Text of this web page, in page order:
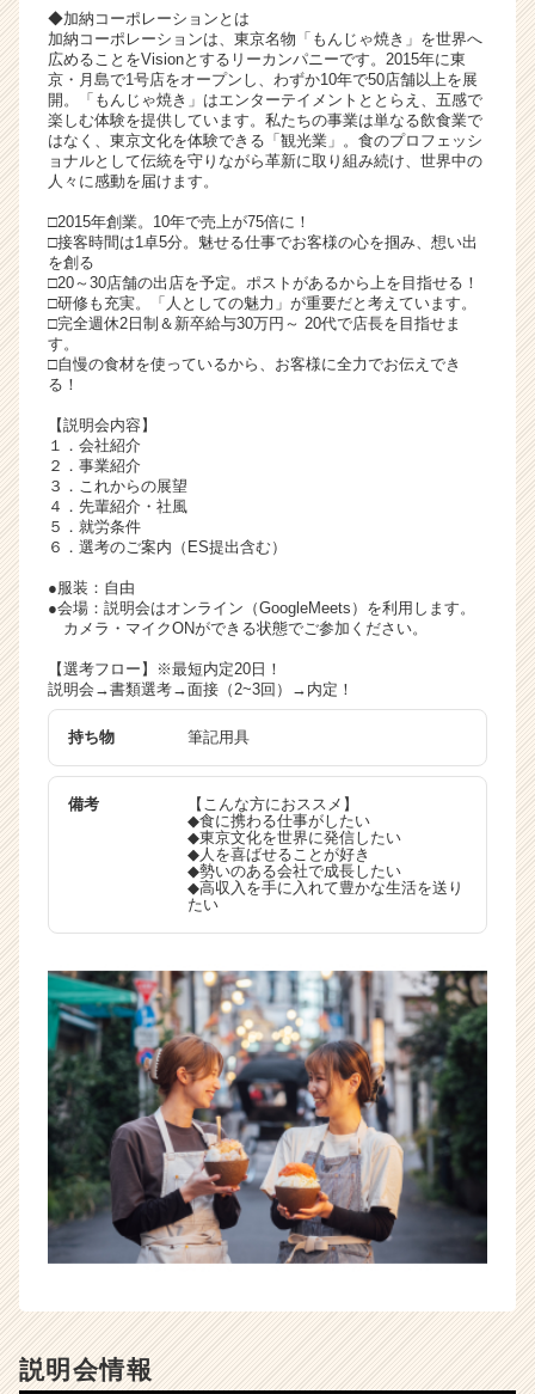
の
他】
の
説
明
会
詳
細
|
ベ
チ
ャ
成
カ
が
く
就
サ
イ
ト
チ
ア
キ
ャ
（C
e
e
r
C
a
r
e
e
r）
◆加納コーポレーションとは
加納コーポレーションは、東京名物「もんじゃ焼き」を世界へ
広めることをVisionとするリーカンパニーです。2015年に東
京・月島で1号店をオープンし、わずか10年で50店舗以上を展
開。「もんじゃ焼き」はエンターテイメントととらえ、五感で
楽しむ体験を提供しています。私たちの事業は単なる飲食業で
はなく、東京文化を体験できる「観光業」。食のプロフェッシ
ョナルとして伝統を守りながら革新に取り組み続け、世界中の
人々に感動を届けます。
□2015年創業。10年で売上が75倍に！
□接客時間は1卓5分。魅せる仕事でお客様の心を掴み、想い出
を創る
□20～30店舗の出店を予定。ポストがあるから上を目指せる！
□研修も充実。「人としての魅力」が重要だと考えています。
□完全週休2日制＆新卒給与30万円～ 20代で店長を目指せま
す。
□自慢の食材を使っているから、お客様に全力でお伝えでき
る！
【説明会内容】
１．会社紹介
２．事業紹介
３．これからの展望
４．先輩紹介・社風
５．就労条件
６．選考のご案内（ES提出含む）
●服装：自由
●会場：説明会はオンライン（GoogleMeets）を利用します。
カメラ・マイクONができる状態でご参加ください。
【選考フロー】※最短内定20日！
説明会→書類選考→面接（2~3回）→内定！
持ち物 筆記用具
備考
【こんな方におススメ】
◆食に携わる仕事がしたい
◆東京文化を世界に発信したい
◆人を喜ばせることが好き
◆勢いのある会社で成長したい
◆高収入を手に入れて豊かな生活を送り
たい
説明会情報